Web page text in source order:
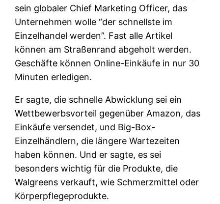
sein globaler Chief Marketing Officer, das
Unternehmen wolle “der schnellste im
Einzelhandel werden”. Fast alle Artikel
können am Straßenrand abgeholt werden.
Geschäfte können Online-Einkäufe in nur 30
Minuten erledigen.
Er sagte, die schnelle Abwicklung sei ein
Wettbewerbsvorteil gegenüber Amazon, das
Einkäufe versendet, und Big-Box-
Einzelhändlern, die längere Wartezeiten
haben können. Und er sagte, es sei
besonders wichtig für die Produkte, die
Walgreens verkauft, wie Schmerzmittel oder
Körperpflegeprodukte.